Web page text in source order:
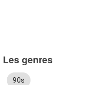
Les genres
90s